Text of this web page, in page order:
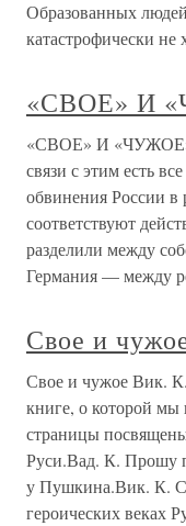
Образованных
катастрофически не
«СВОЕ» И
«СВОЕ» И «ЧУЖОЕ»
связи с этим есть
обвинения России в
соответствуют
разделили между
Германия — между
Свое и
Свое и чужое Вик.
книге, о которой
страницы
Руси.Вад. К. Прошу
у Пушкина.Вик. К.
героических веках